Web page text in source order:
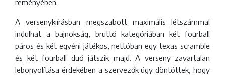
reményében.
A versenykiírásban megszabott maximális létszámmal
indulhat a bajnokság, bruttó kategóriában két fourball
páros és két egyéni játékos, nettóban egy texas scramble
és két fourball duó játszik majd. A verseny zavartalan
lebonyolítása érdekében a szervezők úgy döntöttek, hogy